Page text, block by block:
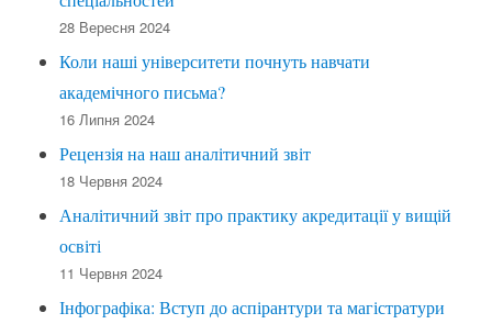
28 Вересня 2024
Коли наші університети почнуть навчати
академічного письма?
16 Липня 2024
Рецензія на наш аналітичний звіт
18 Червня 2024
Аналітичний звіт про практику акредитації у вищій
освіті
11 Червня 2024
Інфографіка: Вступ до аспірантури та магістратури